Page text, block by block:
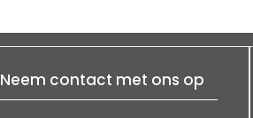
Neem contact met ons op